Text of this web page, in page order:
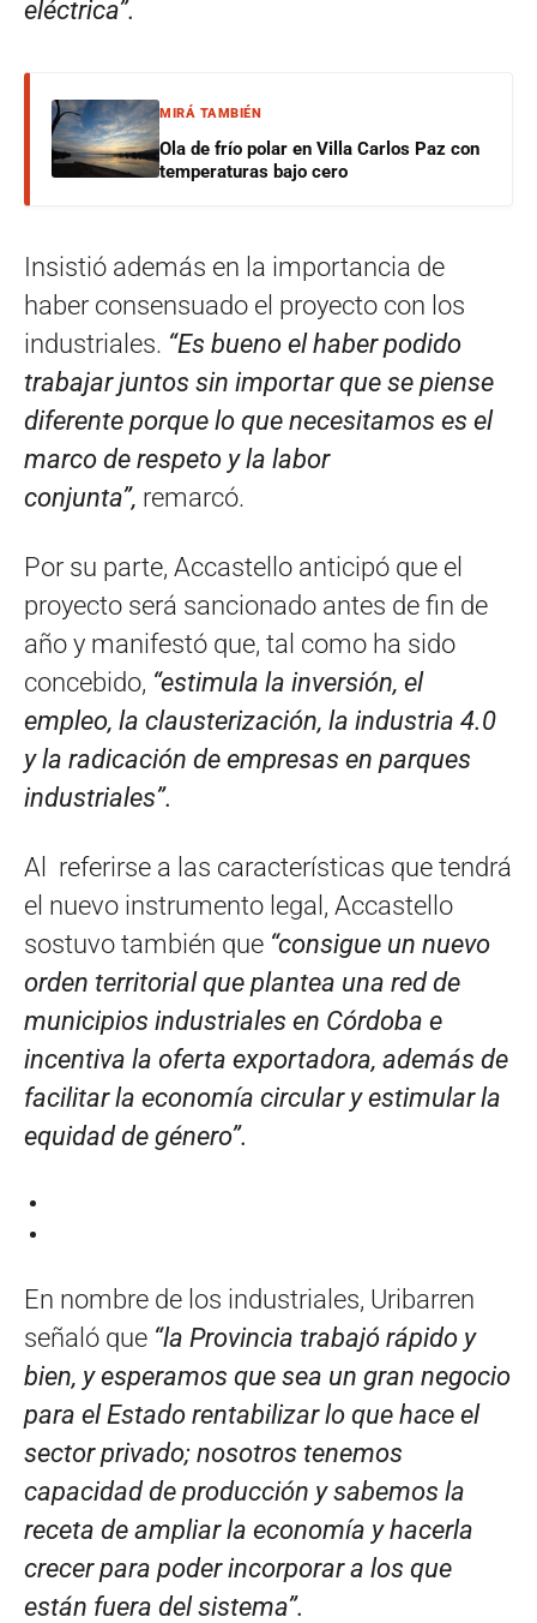
eléctrica”.
MIRÁ TAMBIÉN
Ola de frío polar en Villa Carlos Paz con
temperaturas bajo cero
Insistió además en la importancia de
haber consensuado el proyecto con los
industriales. “Es bueno el haber podido
trabajar juntos sin importar que se piense
diferente porque lo que necesitamos es el
marco de respeto y la labor
conjunta”, remarcó.
Por su parte, Accastello anticipó que el
proyecto será sancionado antes de fin de
año y manifestó que, tal como ha sido
concebido, “estimula la inversión, el
empleo, la clausterización, la industria 4.0
y la radicación de empresas en parques
industriales”.
Al referirse a las características que tendrá
el nuevo instrumento legal, Accastello
sostuvo también que “consigue un nuevo
orden territorial que plantea una red de
municipios industriales en Córdoba e
incentiva la oferta exportadora, además de
facilitar la economía circular y estimular la
equidad de género”.
En nombre de los industriales, Uribarren
señaló que “la Provincia trabajó rápido y
bien, y esperamos que sea un gran negocio
para el Estado rentabilizar lo que hace el
sector privado; nosotros tenemos
capacidad de producción y sabemos la
receta de ampliar la economía y hacerla
crecer para poder incorporar a los que
están fuera del sistema”.